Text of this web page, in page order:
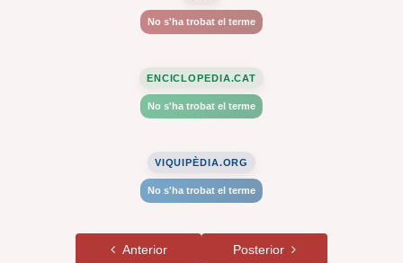
No s'ha trobat el terme
ENCICLOPEDIA.CAT
No s'ha trobat el terme
VIQUIPÈDIA.ORG
No s'ha trobat el terme
Anterior Posterior